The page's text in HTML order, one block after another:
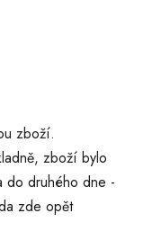
zboží.
zboží bylo
do druhého dne -
zde opět